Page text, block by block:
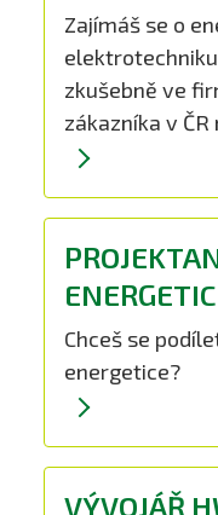
Zajímáš se o
zkušebně ve
zákazníka v
Chceš se
energetice?
VÝVOJÁŘ